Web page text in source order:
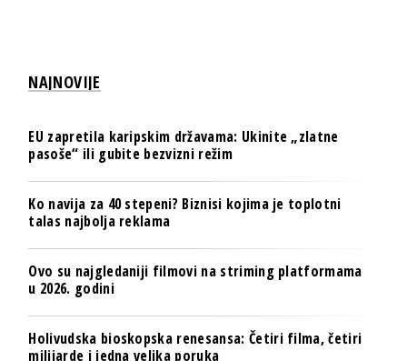
NAJNOVIJE
EU zapretila karipskim državama: Ukinite „zlatne
pasoše“ ili gubite bezvizni režim
Ko navija za 40 stepeni? Biznisi kojima je toplotni
talas najbolja reklama
Ovo su najgledaniji filmovi na striming platformama
u 2026. godini
Holivudska bioskopska renesansa: Četiri filma, četiri
milijarde i jedna velika poruka